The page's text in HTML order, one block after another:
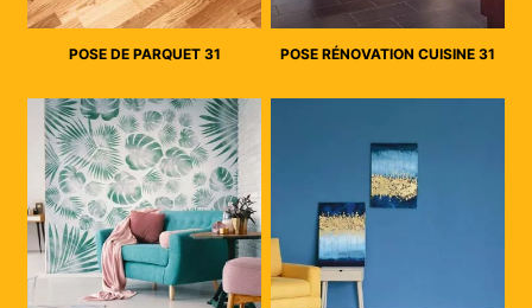
POSE DE PARQUET 31 POSE RÉNOVATION CUISINE 31